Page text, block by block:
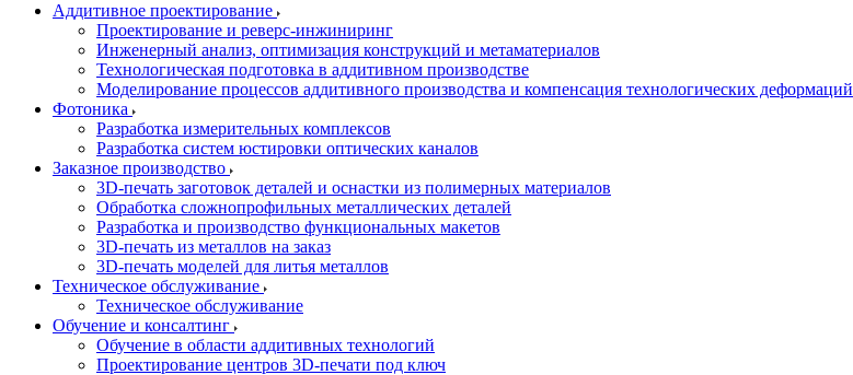
Аддитивное проектирование
Проектирование и реверс-инжиниринг
Инженерный анализ, оптимизация конструкций и метаматериалов
Технологическая подготовка в аддитивном производстве
Моделирование процессов аддитивного производства и компенсация технологических деформаций
Фотоника
Разработка измерительных комплексов
Разработка систем юстировки оптических каналов
Заказное производство
3D-печать заготовок деталей и оснастки из полимерных материалов
Обработка сложнопрофильных металлических деталей
Разработка и производство функциональных макетов
3D-печать из металлов на заказ
3D-печать моделей для литья металлов
Техническое обслуживание
Техническое обслуживание
Обучение и консалтинг
Обучение в области аддитивных технологий
Проектирование центров 3D-печати под ключ